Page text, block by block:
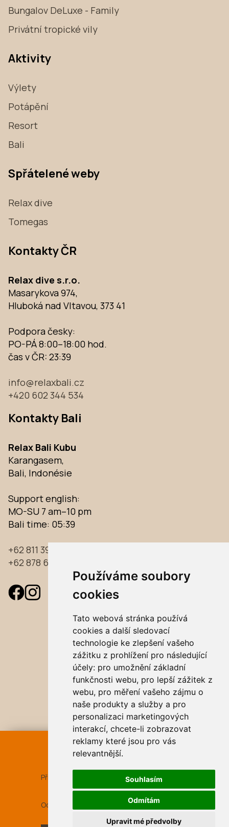
Používáme soubory
cookies
Tato webová stránka používá
cookies a další sledovací
technologie ke zlepšení vašeho
zážitku z prohlížení pro následující
účely: pro umožnění základní
funkčnosti webu, pro lepší zážitek z
webu, pro měření vašeho zájmu o
naše produkty a služby a pro
personalizaci marketingových
interakcí, chcete-li zobrazovat
reklamy které jsou pro vás
relevantnější.
Souhlasím
Odmítám
Upravit mé předvolby
REZERVACE
Příjezd 07 srp 2026
Odjezd 08 srp 2026
Bungalov DeLuxe - Family
Privátní tropické vily
Aktivity
Výlety
Potápění
Resort
Bali
Spřátelené weby
Relax dive
Tomegas
Kontakty ČR
Relax dive s.r.o.
Masarykova 974,
Hluboká nad Vltavou, 373 41
Podpora česky:
PO-PÁ 8:00–18:00 hod.
čas v ČR: 23:39
info@relaxbali.cz
+420 602 344 534
Kontakty Bali
Relax Bali Kubu
Karangasem,
Bali, Indonésie
Support english:
MO-SU 7 am–10 pm
Bali time: 05:39
+62 811 39 39 733
+62 878 61 96 97 33